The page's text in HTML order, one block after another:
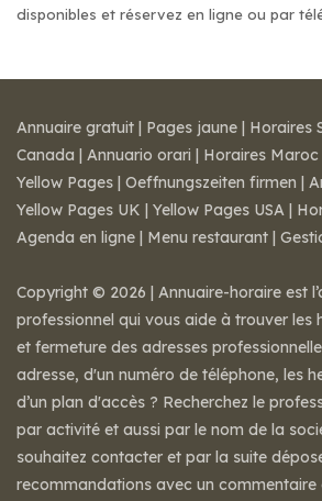
disponibles et réservez en ligne ou par
Annuaire gratuit | Pages jaune | Horaires
Canada | Annuario orari | Horaires Maroc
Yellow Pages | Oeffnungszeiten firmen |
Yellow Pages UK | Yellow Pages USA |
Agenda en ligne | Menu restaurant |
Copyright © 2026 | Annuaire-horaire est
professionnel qui vous aide à trouver les
et fermeture des adresses
adresse, d'un numéro de téléphone, les
d’un plan d'accès ? Recherchez le
par activité et aussi par le nom de la
souhaitez contacter et par la suite
recommandations avec un commentaire